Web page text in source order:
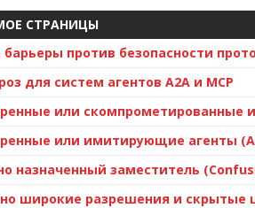
СТРАНИЦЫ
против безопасности
для систем агентов A2A и MCP
или скомпрометированные
или имитирующие агенты
назначенный заместитель
широкие разрешения и скрытые